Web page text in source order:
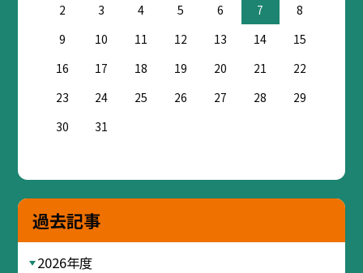
2
3 4 5 6 7
8
9
10 11 12 13 14
15
16
17 18 19 20 21
22
23
24 25 26 27 28
29
30
31
過去記事
2026年度